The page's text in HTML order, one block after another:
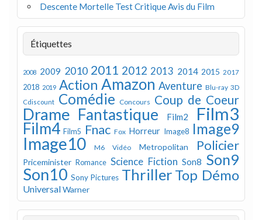
Descente Mortelle Test Critique Avis du Film
Étiquettes
2008 2009 2010 2011 2012 2013 2014 2015 2017
2018 2019 Action Amazon Aventure Blu-ray 3D
Cdiscount Comédie Concours Coup de Coeur
Drame Fantastique Film2 Film3
Film4 Film5 Fnac Fox Horreur Image8 Image9
Image10 M6 Vidéo Metropolitan Policier
Priceminister Romance Science Fiction Son8 Son9
Son10 Sony Pictures Thriller Top Démo
UniversalWarner